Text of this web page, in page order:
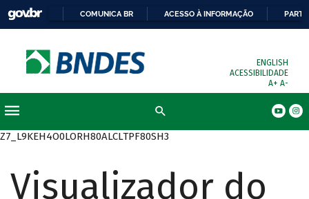
COMUNICA BR ACESSO À INFORMAÇÃO
ENGLISH
ACESSIBILIDADE
A+ A-
Z7_L9KEH4O0LORH80ALCLTPF80SH3
Visualizador do